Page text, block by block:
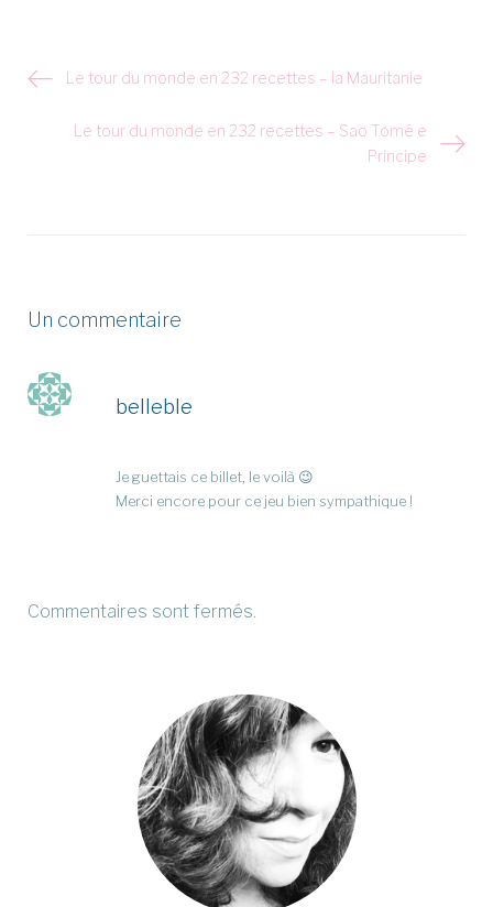
NavigationLe tour du monde en 232 recettes – la Mauritanie
Le tour du monde en 232 recettes – Sao Tomé e
Principe
Un commentaire
belleble
Je guettais ce billet, le voilà 😉
Merci encore pour ce jeu bien sympathique !
Commentaires sont fermés.